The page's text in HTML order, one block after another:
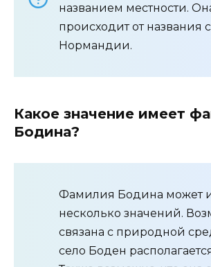
названием местности.
происходит от названия
Нормандии.
Какое значение имеет
Бодина?
Фамилия Бодина может
несколько значений.
связана с природной
село Боден